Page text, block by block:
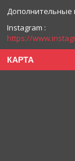
Instagram
https://
КАРТА